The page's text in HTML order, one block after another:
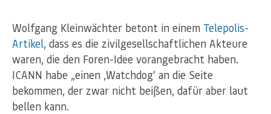
Wolfgang Kleinwächter betont in einem Telepolis-
Artikel, dass es die zivilgesellschaftlichen Akteure
waren, die den Foren-Idee vorangebracht haben.
ICANN habe „einen ‚Watchdog‘ an die Seite
bekommen, der zwar nicht beißen, dafür aber laut
bellen kann.